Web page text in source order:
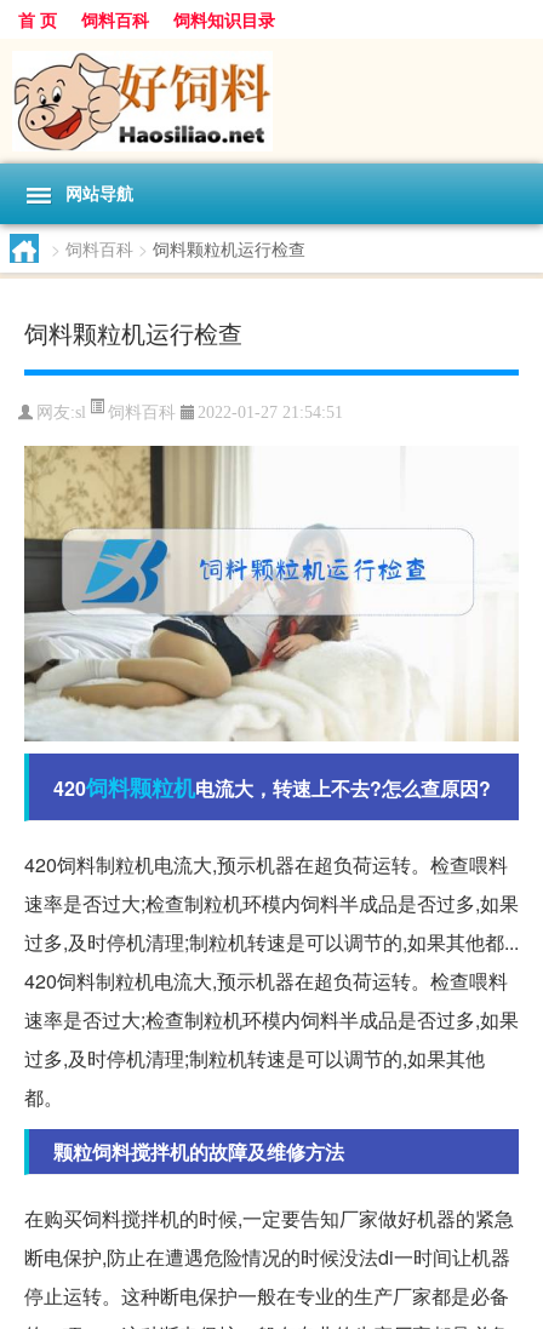
首 页 饲料百科 饲料知识目录
网站导航
> 饲料百科 > 饲料颗粒机运行检查
饲料颗粒机运行检查
网友:sl 饲料百科 2022-01-27 21:54:51
420饲料颗粒机电流大，转速上不去?怎么查原因?
420饲料制粒机电流大,预示机器在超负荷运转。检查喂料
速率是否过大;检查制粒机环模内饲料半成品是否过多,如果
过多,及时停机清理;制粒机转速是可以调节的,如果其他都...
420饲料制粒机电流大,预示机器在超负荷运转。检查喂料
速率是否过大;检查制粒机环模内饲料半成品是否过多,如果
过多,及时停机清理;制粒机转速是可以调节的,如果其他
都。
颗粒饲料搅拌机的故障及维修方法
在购买饲料搅拌机的时候,一定要告知厂家做好机器的紧急
断电保护,防止在遭遇危险情况的时候没法di一时间让机器
停止运转。这种断电保护一般在专业的生产厂家都是必备